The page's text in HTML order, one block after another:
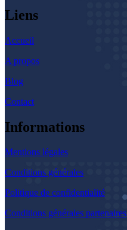
Liens
Accueil
A propos
Blog
Contact
Informations
Mentions légales
Conditions générales
Politique de confidentialité
Conditions générales partenaires